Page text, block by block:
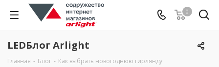
0
LEDБлог Arlight
Главная - Блог - Как выбрать новогоднюю гирлянду